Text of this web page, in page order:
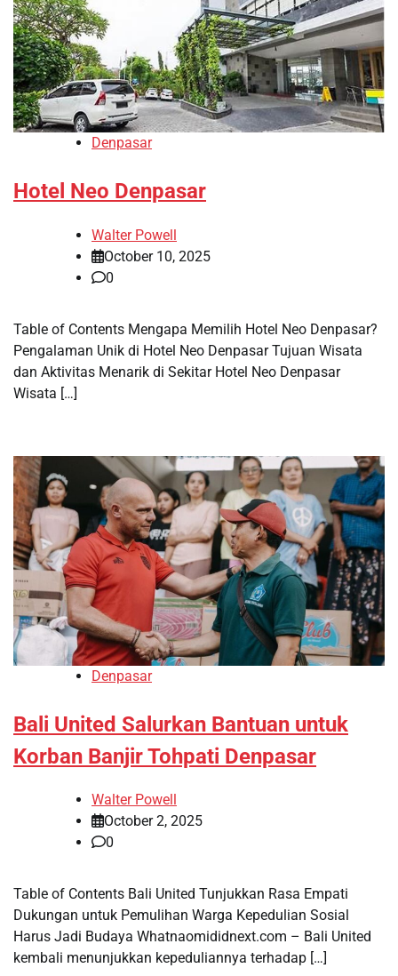
Denpasar
Hotel Neo Denpasar
Walter Powell
October 10, 2025
0
Table of Contents Mengapa Memilih Hotel Neo Denpasar?
Pengalaman Unik di Hotel Neo Denpasar Tujuan Wisata
dan Aktivitas Menarik di Sekitar Hotel Neo Denpasar
Wisata […]
Denpasar
Bali United Salurkan Bantuan untuk
Korban Banjir Tohpati Denpasar
Walter Powell
October 2, 2025
0
Table of Contents Bali United Tunjukkan Rasa Empati
Dukungan untuk Pemulihan Warga Kepedulian Sosial
Harus Jadi Budaya Whatnaomididnext.com – Bali United
kembali menunjukkan kepeduliannya terhadap […]